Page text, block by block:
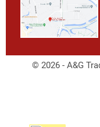
© 2026 - A&G